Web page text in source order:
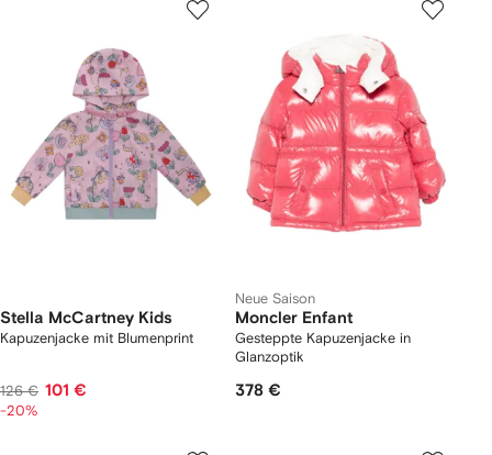
Stella McCartney Kids
Kapuzenjacke mit Blumenprint
126 € 101 €
-20%
Neue Saison
Moncler Enfant
Gesteppte Kapuzenjacke in
Glanzoptik
378 €